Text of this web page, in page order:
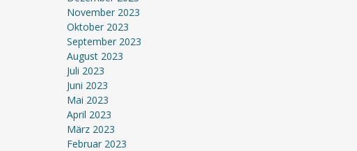
November 2023
Oktober 2023
September 2023
August 2023
Juli 2023
Juni 2023
Mai 2023
April 2023
März 2023
Februar 2023